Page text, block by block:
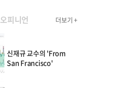
오피니언 더보기 +
신재규 교수의 'From
San Francisco'